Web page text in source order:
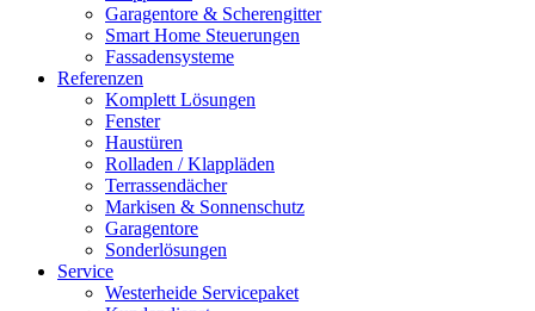
Garagentore & Scherengitter
Smart Home Steuerungen
Fassadensysteme
Referenzen
Komplett Lösungen
Fenster
Haustüren
Rolladen / Klappläden
Terrassendächer
Markisen & Sonnenschutz
Garagentore
Sonderlösungen
Service
Westerheide Servicepaket